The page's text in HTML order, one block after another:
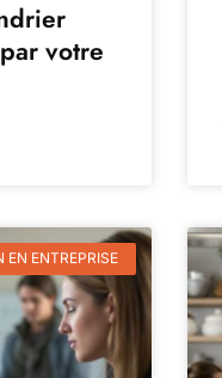
votre
EN ENTREPRISE